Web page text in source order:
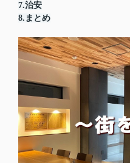
7.治安
8.まとめ